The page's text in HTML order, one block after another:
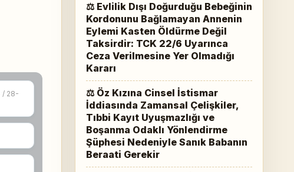
/ 28-
⚖ Evlilik Dışı Doğurduğu Bebeğinin
Kordonunu Bağlamayan Annenin
Eylemi Kasten Öldürme Değil
Taksirdir: TCK 22/6 Uyarınca
Ceza Verilmesine Yer Olmadığı
Kararı
⚖ Öz Kızına Cinsel İstismar
İddiasında Zamansal Çelişkiler,
Tıbbi Kayıt Uyuşmazlığı ve
Boşanma Odaklı Yönlendirme
Şüphesi Nedeniyle Sanık Babanın
Beraati Gerekir